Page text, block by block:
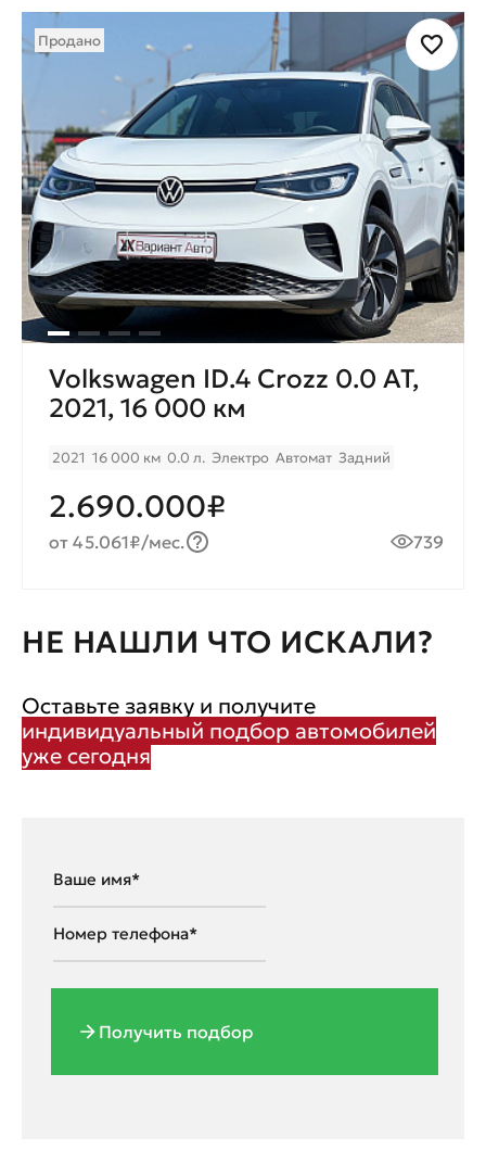
Продано
Volkswagen ID.4 Crozz 0.0 AT,
2021, 16 000 км
2021 16 000 км 0.0 л. Электро Автомат Задний
2.690.000₽
от 45.061₽/мес. 739
НЕ НАШЛИ ЧТО ИСКАЛИ?
Оставьте заявку и получите
индивидуальный подбор автомобилей
уже сегодня
Получить подбор